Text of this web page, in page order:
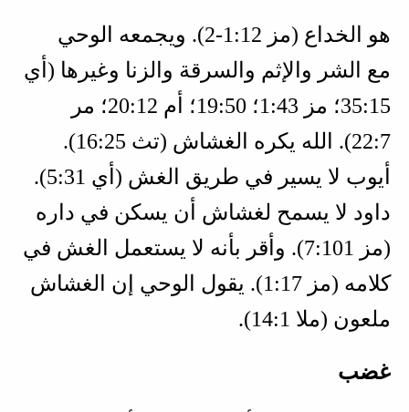
هو الخداع (مز 12‏:1‏-2
). ويجمعه الوحي
مع الشر والإثم والسرقة والزنا وغيرها ( أي
15‏:35؛ مز 43‏:1؛ 50‏:19؛ أم 12‏:20؛ مر
7‏:22
). الله يكره الغشاش (تث 25‏:16
).
أيوب لا يسير في طريق الغش ( أي 31‏:5
).
داود لا يسمح لغشاش أن يسكن في داره
(مز 101‏:7
). وأقر بأنه لا يستعمل الغش في
كلامه (مز 17‏:1
). يقول الوحي إن الغشاش
ملعون (ملا 1‏:14 ).
غضب